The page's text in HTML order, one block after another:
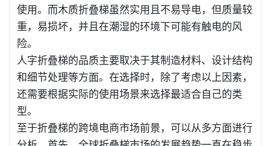
使用。而木质折叠梯虽然实用且不易导电，但质量较
重，易损坏，并且在潮湿的环境下可能有触电的风
险。
人字折叠梯的品质主要取决于其制造材料、设计结构
和细节处理等方面。在选择时，除了考虑以上因素，
还需要根据实际的使用场景来选择最适合自己的类
型。
至于折叠梯的跨境电商市场前景，可以从多方面进行